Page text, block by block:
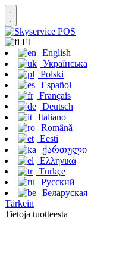
FI
English
Українська
Polski
Español
Français
Deutsch
Italiano
Română
Eesti
ქართული
Ελληνικά
Türkçe
Русский
Беларуская
Tärkein
Tietoja tuotteesta